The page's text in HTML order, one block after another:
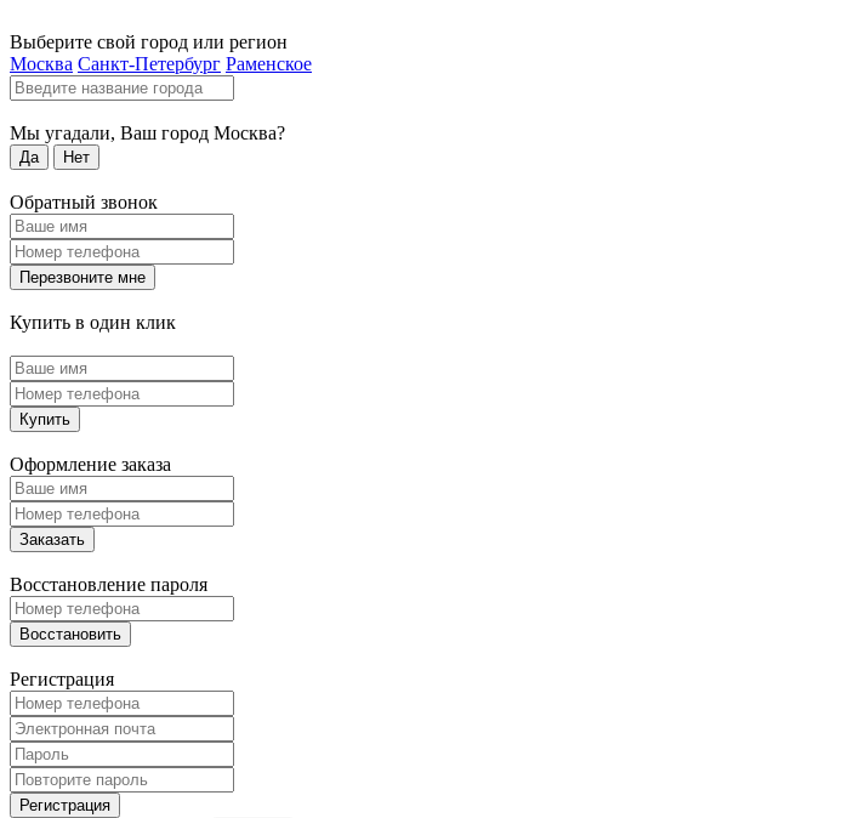
Выберите свой город или регион
Москва Санкт-Петербург Раменское
Мы угадали, Ваш город Москва?
Да Нет
Обратный звонок
Перезвоните мне
Купить в один клик
Купить
Оформление заказа
Заказать
Восстановление пароля
Восстановить
Регистрация
Регистрация